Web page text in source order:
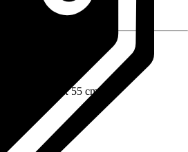
55 cm x 95 cm x 55 cm